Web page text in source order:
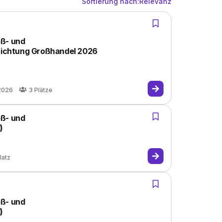
und
Großhandel 2026
3 Plätze
und
und